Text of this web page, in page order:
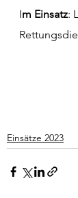
Im Einsatz:
Einsätze 2023